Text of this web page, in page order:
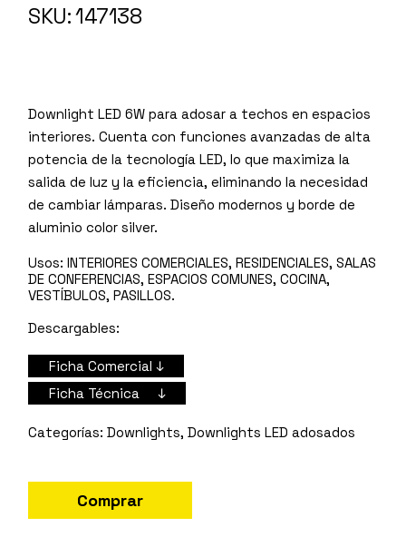
SKU: 147138
Downlight LED 6W para adosar a techos en espacios
interiores. Cuenta con funciones avanzadas de alta
potencia de la tecnología LED, lo que maximiza la
salida de luz y la eficiencia, eliminando la necesidad
de cambiar lámparas. Diseño modernos y borde de
aluminio color silver.
Usos:INTERIORES COMERCIALES, RESIDENCIALES, SALAS
DE CONFERENCIAS, ESPACIOS COMUNES, COCINA,
VESTÍBULOS, PASILLOS.
Descargables:
Ficha Comercial ↓
Ficha Técnica ↓
Downlights,Downlights LED adosados
Comprar